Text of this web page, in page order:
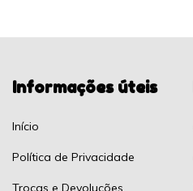
Informações úteis
Início
Política de Privacidade
Trocas e Devolucões